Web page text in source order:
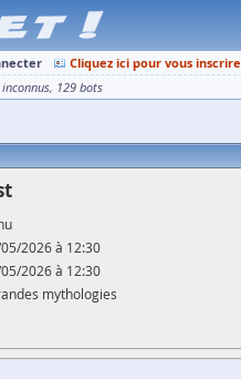
Cliquez ici pour vous inscrire
129 bots
2026 à 12:30
2026 à 12:30
mythologies